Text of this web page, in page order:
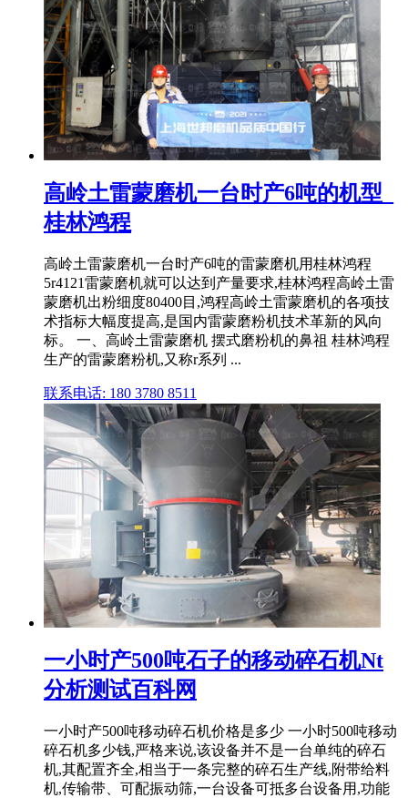
高岭土雷蒙磨机一台时产6吨的机型_
桂林鸿程
高岭土雷蒙磨机一台时产6吨的雷蒙磨机用桂林鸿程
5r4121雷蒙磨机就可以达到产量要求,桂林鸿程高岭土雷
蒙磨机出粉细度80400目,鸿程高岭土雷蒙磨机的各项技
术指标大幅度提高,是国内雷蒙磨粉机技术革新的风向
标。 一、高岭土雷蒙磨机 摆式磨粉机的鼻祖 桂林鸿程
生产的雷蒙磨粉机,又称r系列 ...
联系电话: 180 3780 8511
一小时产500吨石子的移动碎石机Nt
分析测试百科网
一小时产500吨移动碎石机价格是多少 一小时500吨移动
碎石机多少钱,严格来说,该设备并不是一台单纯的碎石
机,其配置齐全,相当于一条完整的碎石生产线,附带给料
机,传输带、可配振动筛,一台设备可抵多台设备用,功能